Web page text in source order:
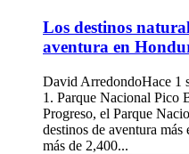
Los destinos
aventura en
David ArredondoHace 1
1. Parque Nacional Pico
Progreso, el Parque
destinos de aventura
más de 2,400...